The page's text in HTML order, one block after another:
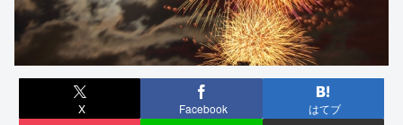
X Facebook はてブ